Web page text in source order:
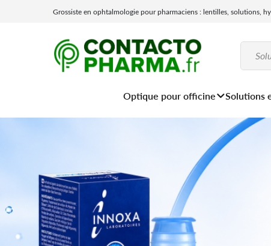
Grossiste en ophtalmologie pour pharmaciens : lentilles, solutions,
Optique pour officine Solutions